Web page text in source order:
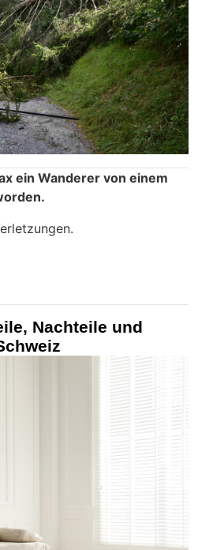
ein Wanderer von einem
Nachteile und